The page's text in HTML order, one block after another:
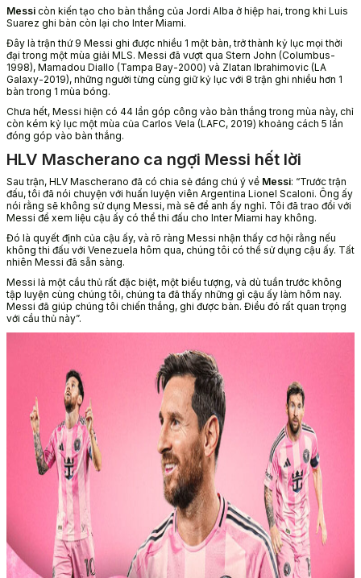
Messi còn kiến tạo cho bàn thắng của Jordi Alba ở hiệp hai, trong khi Luis
Suarez ghi bàn còn lại cho Inter Miami.
Đây là trận thứ 9 Messi ghi được nhiều 1 một bàn, trở thành kỷ lục mọi thời
đại trong một mùa giải MLS. Messi đã vượt qua Stern John (Columbus-
1998), Mamadou Diallo (Tampa Bay-2000) và Zlatan Ibrahimovic (LA
Galaxy-2019), những người từng cùng giữ kỷ lục với 8 trận ghi nhiều hơn 1
bàn trong 1 mùa bóng.
Chưa hết, Messi hiện có 44 lần góp công vào bàn thắng trong mùa này, chỉ
còn kém kỷ lục một mùa của Carlos Vela (LAFC, 2019) khoảng cách 5 lần
đóng góp vào bàn thắng.
HLV Mascherano ca ngợi Messi hết lời
Sau trận, HLV Mascherano đã có chia sẻ đáng chú ý về Messi: “Trước trận
đấu, tôi đã nói chuyện với huấn luyện viên Argentina Lionel Scaloni. Ông ấy
nói rằng sẽ không sử dụng Messi, mà sẽ để anh ấy nghỉ. Tôi đã trao đổi với
Messi để xem liệu cậu ấy có thể thi đấu cho Inter Miami hay không.
Đó là quyết định của cậu ấy, và rõ ràng Messi nhận thấy cơ hội rằng nếu
không thi đấu với Venezuela hôm qua, chúng tôi có thể sử dụng cậu ấy. Tất
nhiên Messi đã sẵn sàng.
Messi là một cầu thủ rất đặc biệt, một biểu tượng, và dù tuần trước không
tập luyện cùng chúng tôi, chúng ta đã thấy những gì cậu ấy làm hôm nay.
Messi đã giúp chúng tôi chiến thắng, ghi được bàn. Điều đó rất quan trọng
với cầu thủ này”.